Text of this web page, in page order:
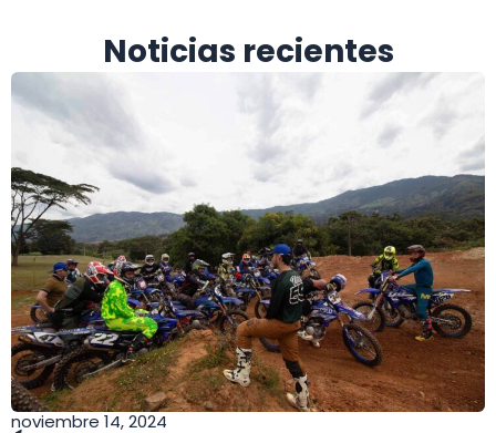
Noticias recientes
noviembre 14, 2024